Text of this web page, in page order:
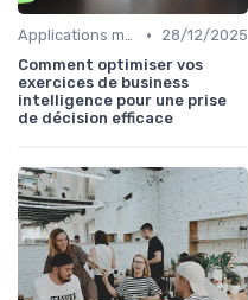
Applications métiers •
28/12/2025
Comment optimiser vos
exercices de business
intelligence pour une prise
de décision efficace